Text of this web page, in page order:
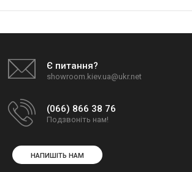
Є питання?
showroom.kiev.ua@ukr.net
(066) 866 38 76
Подзвоніть нам!
НАПИШІТЬ НАМ